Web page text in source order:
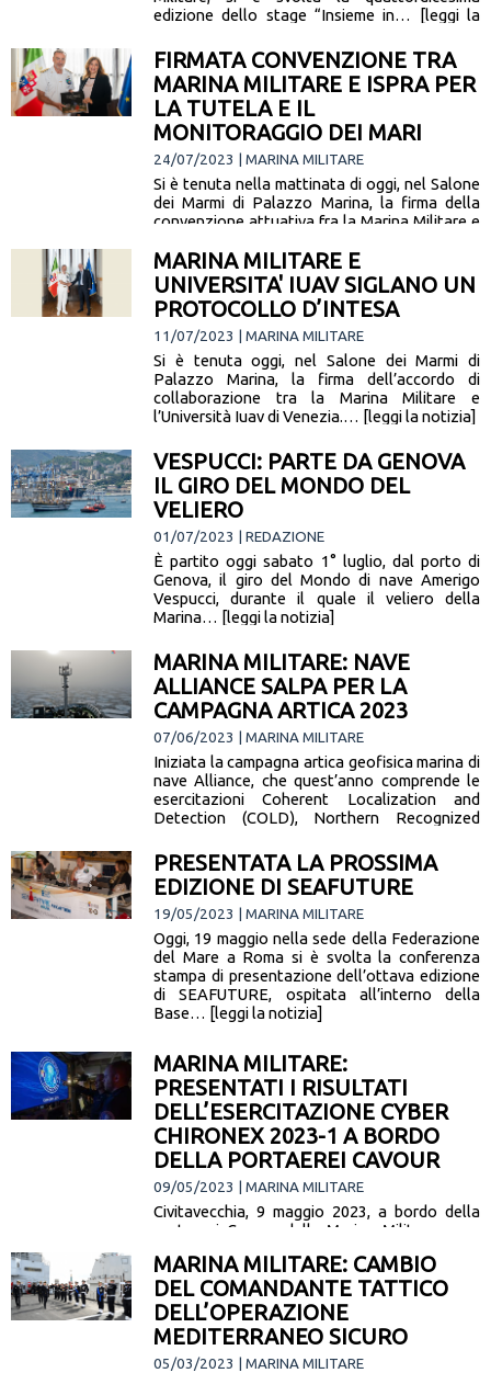
edizione dello stage “Insieme in… [leggi la
FIRMATA CONVENZIONE TRA
MARINA MILITARE E ISPRA PER
LA TUTELA E IL
MONITORAGGIO DEI MARI
24/07/2023 | MARINA MILITARE
Si è tenuta nella mattinata di oggi, nel Salone
dei Marmi di Palazzo Marina, la firma della
convenzione attuativa fra la Marina Militare e
MARINA MILITARE E
UNIVERSITA' IUAV SIGLANO UN
PROTOCOLLO D’INTESA
11/07/2023 | MARINA MILITARE
Si è tenuta oggi, nel Salone dei Marmi di
Palazzo Marina, la firma dell’accordo di
collaborazione tra la Marina Militare e
l’Università Iuav di Venezia.… [leggi la notizia]
VESPUCCI: PARTE DA GENOVA
IL GIRO DEL MONDO DEL
VELIERO
01/07/2023 | REDAZIONE
È partito oggi sabato 1° luglio, dal porto di
Genova, il giro del Mondo di nave Amerigo
Vespucci, durante il quale il veliero della
Marina… [leggi la notizia]
MARINA MILITARE: NAVE
ALLIANCE SALPA PER LA
CAMPAGNA ARTICA 2023
07/06/2023 | MARINA MILITARE
Iniziata la campagna artica geofisica marina di
nave Alliance, che quest’anno comprende le
esercitazioni Coherent Localization and
Detection (COLD), Northern Recognized
Observation (NREP-ACO) e High North (HN)
23:… [leggi la notizia]
PRESENTATA LA PROSSIMA
EDIZIONE DI SEAFUTURE
19/05/2023 | MARINA MILITARE
Oggi, 19 maggio nella sede della Federazione
del Mare a Roma si è svolta la conferenza
stampa di presentazione dell’ottava edizione
di SEAFUTURE, ospitata all’interno della
Base… [leggi la notizia]
MARINA MILITARE:
PRESENTATI I RISULTATI
DELL’ESERCITAZIONE CYBER
CHIRONEX 2023-1 A BORDO
DELLA PORTAEREI CAVOUR
09/05/2023 | MARINA MILITARE
Civitavecchia, 9 maggio 2023, a bordo della
portaerei Cavour della Marina Militare sono
Chironex 2023-1, condotta dal personale
della Marina… [leggi la notizia]
MARINA MILITARE: CAMBIO
DEL COMANDANTE TATTICO
DELL’OPERAZIONE
MEDITERRANEO SICURO
05/03/2023 | MARINA MILITARE